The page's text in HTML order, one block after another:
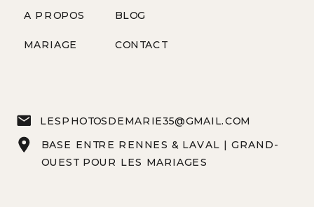
A PROPOS
MARIAGE CONTACT
BLOG
BASE ENTRE RENNES & LAVAL | GRAND-
OUEST POUR LES MARIAGES
LESPHOTOSDEMARIE35@GMAIL.COM